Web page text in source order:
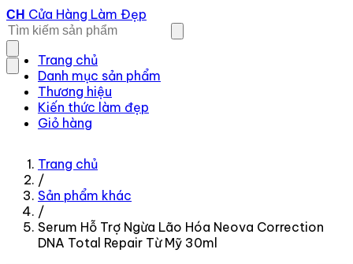
CH Cửa Hàng Làm Đẹp
Trang chủ
Danh mục sản phẩm
Thương hiệu
Kiến thức làm đẹp
Giỏ hàng
Trang chủ
/
Sản phẩm khác
/
Serum Hỗ Trợ Ngừa Lão Hóa Neova Correction
DNA Total Repair Từ Mỹ 30ml